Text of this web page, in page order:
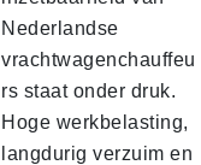
Nederlandse
vrachtwagenchauffeu
rs staat onder druk.
Hoge werkbelasting,
langdurig verzuim en